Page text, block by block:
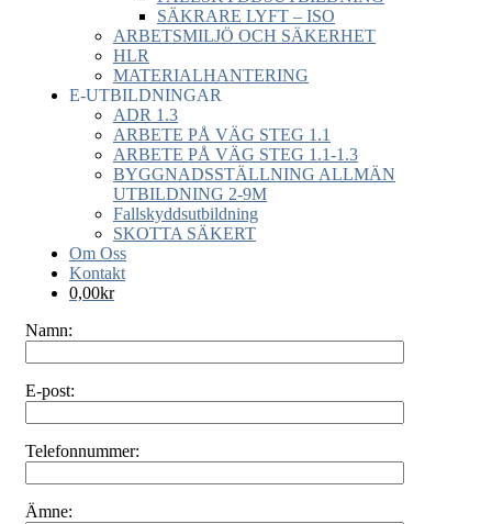
SÄKRARE LYFT – ISO
ARBETSMILJÖ OCH SÄKERHET
HLR
MATERIALHANTERING
E-UTBILDNINGAR
ADR 1.3
ARBETE PÅ VÄG STEG 1.1
ARBETE PÅ VÄG STEG 1.1-1.3
BYGGNADSSTÄLLNING ALLMÄN
UTBILDNING 2-9M
Fallskyddsutbildning
SKOTTA SÄKERT
Om Oss
Kontakt
0,00kr
Namn:
E-post:
Telefonnummer:
Ämne: